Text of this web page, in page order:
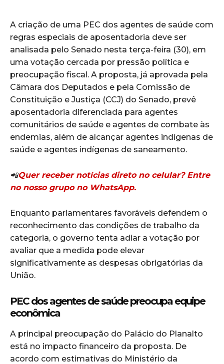
A criação de uma PEC dos agentes de saúde com
regras especiais de aposentadoria deve ser
analisada pelo Senado nesta terça-feira (30), em
uma votação cercada por pressão política e
preocupação fiscal. A proposta, já aprovada pela
Câmara dos Deputados e pela Comissão de
Constituição e Justiça (CCJ) do Senado, prevê
aposentadoria diferenciada para agentes
comunitários de saúde e agentes de combate às
endemias, além de alcançar agentes indígenas de
saúde e agentes indígenas de saneamento.
📲Quer receber notícias direto no celular? Entre
no nosso grupo no WhatsApp.
Enquanto parlamentares favoráveis defendem o
reconhecimento das condições de trabalho da
categoria, o governo tenta adiar a votação por
avaliar que a medida pode elevar
significativamente as despesas obrigatórias da
União.
PEC dos agentes de saúde preocupa equipe
econômica
A principal preocupação do Palácio do Planalto
está no impacto financeiro da proposta. De
acordo com estimativas do Ministério da